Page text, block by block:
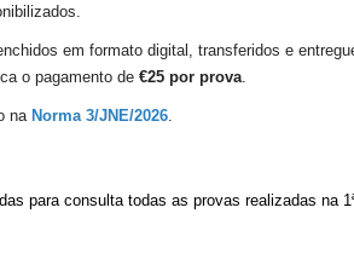
em formato digital, transferidos e
o pagamento de €25 por prova
na Norma 3/JNE/2026
para consulta todas as provas realizadas na